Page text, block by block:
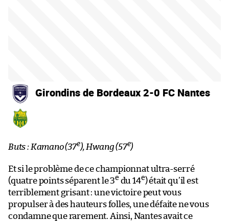
Girondins de Bordeaux 2-0 FC Nantes
Buts : Kamano (37e), Hwang (57e)
Et si le problème de ce championnat ultra-serré
(quatre points séparent le 3e du 14e) était qu’il est
terriblement grisant : une victoire peut vous
propulser à des hauteurs folles, une défaite ne vous
condamne que rarement. Ainsi, Nantes avait ce